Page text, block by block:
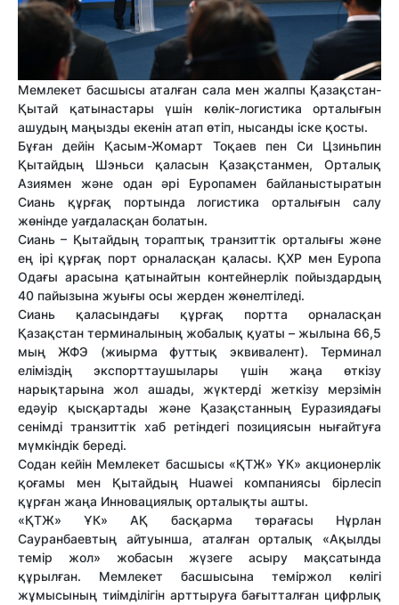
Мемлекет басшысы аталған сала мен жалпы Қазақстан-
Қытай қатынастары үшін көлік-логистика орталығын
ашудың маңызды екенін атап өтіп, нысанды іске қосты.
Бұған дейін Қасым-Жомарт Тоқаев пен Си Цзиньпин
Қытайдың Шэньси қаласын Қазақстанмен, Орталық
Азиямен және одан әрі Еуропамен байланыстыратын
Сиань құрғақ портында логистика орталығын салу
жөнінде уағдаласқан болатын.
Сиань – Қытайдың тораптық транзиттік орталығы және
ең ірі құрғақ порт орналасқан қаласы. ҚХР мен Еуропа
Одағы арасына қатынайтын контейнерлік пойыздардың
40 пайызына жуығы осы жерден жөнелтіледі.
Сиань қаласындағы құрғақ портта орналасқан
Қазақстан терминалының жобалық қуаты – жылына 66,5
мың ЖФЭ (жиырма футтық эквивалент). Терминал
еліміздің экспорттаушылары үшін жаңа өткізу
нарықтарына жол ашады, жүктерді жеткізу мерзімін
едәуір қысқартады және Қазақстанның Еуразиядағы
сенімді транзиттік хаб ретіндегі позициясын нығайтуға
мүмкіндік береді.
Содан кейін Мемлекет басшысы «ҚТЖ» ҰК» акционерлік
қоғамы мен Қытайдың Huawei компаниясы бірлесіп
құрған жаңа Инновациялық орталықты ашты.
«ҚТЖ» ҰК» АҚ басқарма төрағасы Нұрлан
Сауранбаевтың айтуынша, аталған орталық «Ақылды
темір жол» жобасын жүзеге асыру мақсатында
құрылған. Мемлекет басшысына теміржол көлігі
жұмысының тиімділігін арттыруға бағытталған цифрлық